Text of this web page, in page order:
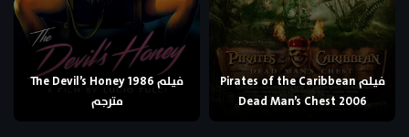
فيلم Pirates of the Caribbean
Dead Man’s Chest 2006
فيلم The Devil’s Honey 1986
مترجم